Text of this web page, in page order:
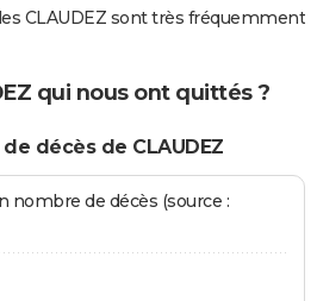
CLAUDEZ sont très fréquemment
qui nous ont quittés ?
décès de CLAUDEZ
nombre de décès (source :